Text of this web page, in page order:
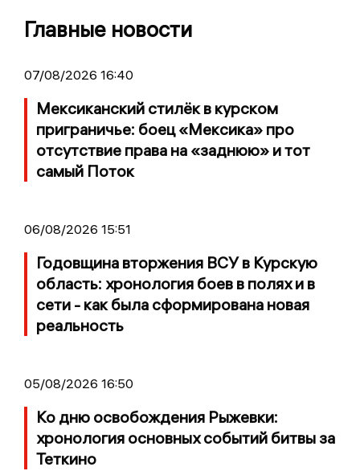
Главные новости
07/08/2026 16:40
Мексиканский стилёк в курском
приграничье: боец «Мексика» про
отсутствие права на «заднюю» и тот
самый Поток
06/08/2026 15:51
Годовщина вторжения ВСУ в Курскую
область: хронология боев в полях и в
сети - как была сформирована новая
реальность
05/08/2026 16:50
Ко дню освобождения Рыжевки:
хронология основных событий битвы за
Теткино